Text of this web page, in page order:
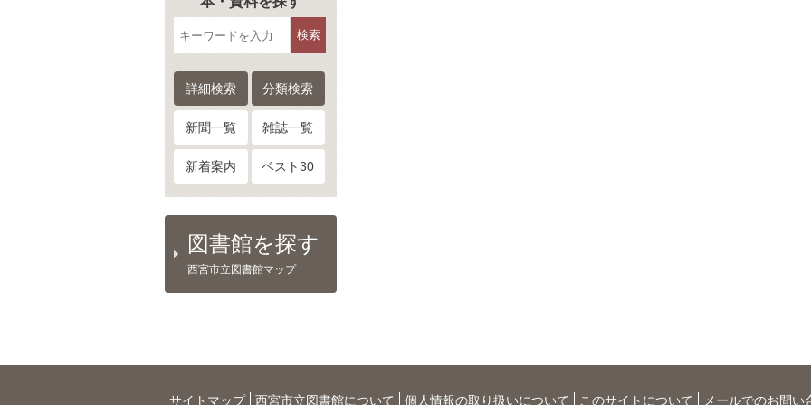
検索
詳細検索 分類検索
新聞一覧 雑誌一覧
新着案内 ベスト30
図書館を探す
西宮市立図書館マップ
サイトマップ 西宮市立図書館について 個人情報の取り扱いについて このサイトについて メールでのお問い